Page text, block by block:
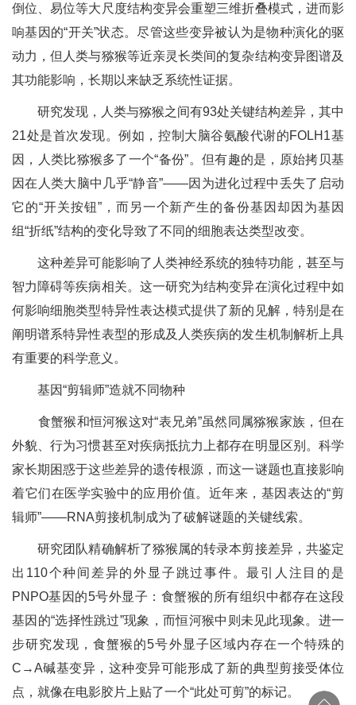
倒位、易位等大尺度结构变异会重塑三维折叠模式，进而影
响基因的“开关”状态。尽管这些变异被认为是物种演化的驱
动力，但人类与猕猴等近亲灵长类间的复杂结构变异图谱及
其功能影响，长期以来缺乏系统性证据。
研究发现，人类与猕猴之间有93处关键结构差异，其中
21处是首次发现。例如，控制大脑谷氨酸代谢的FOLH1基
因，人类比猕猴多了一个“备份”。但有趣的是，原始拷贝基
因在人类大脑中几乎“静音”——因为进化过程中丢失了启动
它的“开关按钮”，而另一个新产生的备份基因却因为基因
组“折纸”结构的变化导致了不同的细胞表达类型改变。
这种差异可能影响了人类神经系统的独特功能，甚至与
智力障碍等疾病相关。这一研究为结构变异在演化过程中如
何影响细胞类型特异性表达模式提供了新的见解，特别是在
阐明谱系特异性表型的形成及人类疾病的发生机制解析上具
有重要的科学意义。
基因“剪辑师”造就不同物种
食蟹猴和恒河猴这对“表兄弟”虽然同属猕猴家族，但在
外貌、行为习惯甚至对疾病抵抗力上都存在明显区别。科学
家长期困惑于这些差异的遗传根源，而这一谜题也直接影响
着它们在医学实验中的应用价值。近年来，基因表达的“剪
辑师”——RNA剪接机制成为了破解谜题的关键线索。
研究团队精确解析了猕猴属的转录本剪接差异，共鉴定
出110个种间差异的外显子跳过事件。最引人注目的是
PNPO基因的5号外显子：食蟹猴的所有组织中都存在这段
基因的“选择性跳过”现象，而恒河猴中则未见此现象。进一
步研究发现，食蟹猴的5号外显子区域内存在一个特殊的
C→A碱基变异，这种变异可能形成了新的典型剪接受体位
点，就像在电影胶片上贴了一个“此处可剪”的标记。